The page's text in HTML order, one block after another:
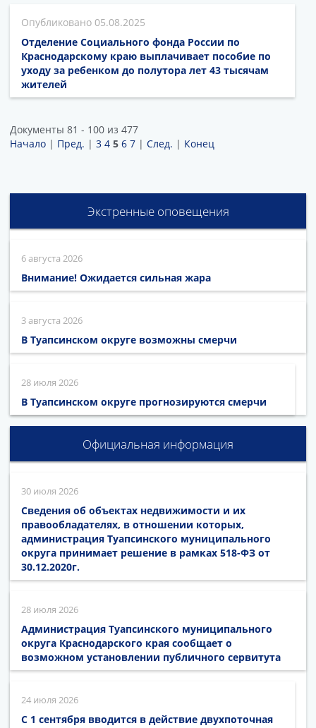
05.08.2025
Отделение Социального фонда России по
Краснодарскому краю выплачивает пособие по
уходу за ребенком до полутора лет 43 тысячам
жителей
Документы 81 - 100 из 477
Начало | Пред. | 3 4 5 6 7 | След. | Конец
Экстренные оповещения
6 августа 2026
Внимание! Ожидается сильная жара
3 августа 2026
В Туапсинском округе возможны смерчи
28 июля 2026
В Туапсинском округе прогнозируются смерчи
Официальная информация
30 июля 2026
Сведения об объектах недвижимости и их
правообладателях, в отношении которых,
администрация Туапсинского муниципального
округа принимает решение в рамках 518-ФЗ от
30.12.2020г.
28 июля 2026
Администрация Туапсинского муниципального
округа Краснодарского края сообщает о
возможном установлении публичного сервитута
24 июля 2026
С 1 сентября вводится в действие двухпоточная